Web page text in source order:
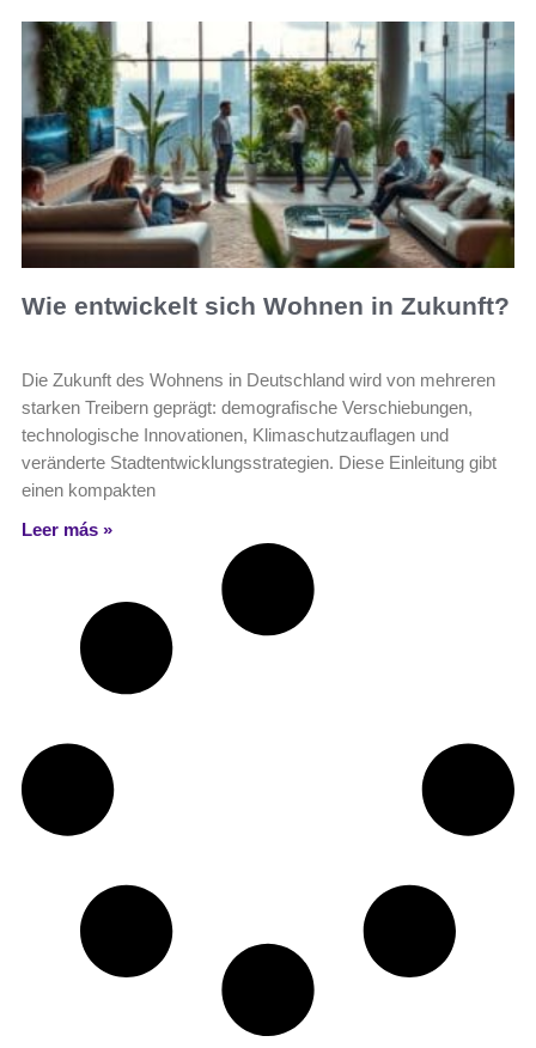
Wie entwickelt sich Wohnen in Zukunft?
Die Zukunft des Wohnens in Deutschland wird von mehreren
starken Treibern geprägt: demografische Verschiebungen,
technologische Innovationen, Klimaschutzauflagen und
veränderte Stadtentwicklungsstrategien. Diese Einleitung gibt
einen kompakten
Leer más »